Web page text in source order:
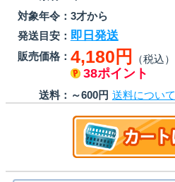
対象年令： 3才から
発送目安： 即日発送
販売価格： 4,180円 （税込）
38ポイント
送料： ～600円 送料について